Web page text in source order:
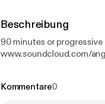
Beschreibung
90 minutes or
www.soundcloud.com/
Kommentare0